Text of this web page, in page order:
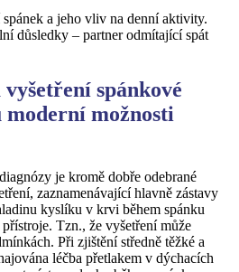
a jeho vliv na denní aktivity.
důsledky – partner odmítající spát
spánkové
moderní možnosti
je kromě dobře odebrané
zaznamenávající hlavně zástavy
kyslíku v krvi během spánku
Tzn., že vyšetření může
Při zjištění středně těžké a
léčba přetlakem v dýchacích